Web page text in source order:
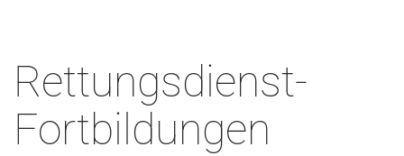
Rettungsdienst-
Fortbildungen